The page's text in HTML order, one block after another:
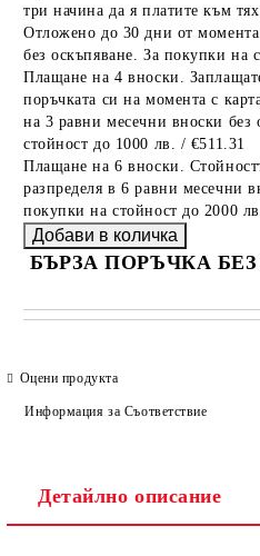
три начина да я платите към
Отложено до 30 дни от
без оскъпяване. За покупки на
Плащане на 4 вноски.
поръчката си на момента с
на 3 равни месечни вноски без
стойност до 1000 лв. / €511.31
Плащане на 6 вноски.
разпределя в 6 равни месечни
покупки на стойност до 2000
БЪРЗА ПОРЪЧКА
САМО
Оцени продукта
Информация за Съответствие
Детайлно описание